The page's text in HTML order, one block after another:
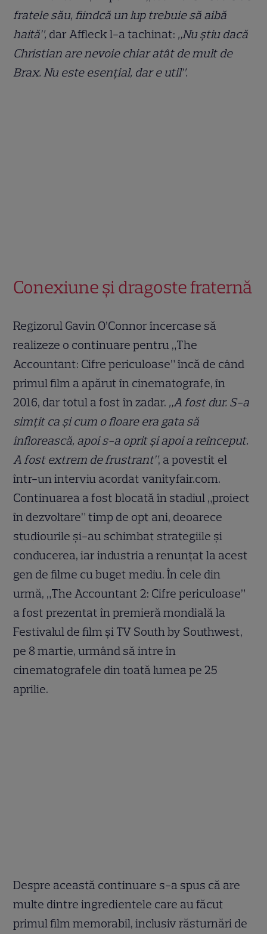
fratele său, fiindcă un lup trebuie să aibă
haită”, dar Affleck l-a tachinat: „Nu știu dacă
Christian are nevoie chiar atât de mult de
Brax. Nu este esențial, dar e util”.
Conexiune și dragoste fraternă
Regizorul Gavin O’Connor încercase să
realizeze o continuare pentru „The
Accountant: Cifre periculoase” încă de când
primul film a apărut în cinematografe, în
2016, dar totul a fost în zadar. „A fost dur. S-a
simțit ca și cum o floare era gata să
înflorească, apoi s-a oprit și apoi a reînceput.
A fost extrem de frustrant”, a povestit el
într-un interviu acordat vanityfair.com.
Continuarea a fost blocată în stadiul „proiect
în dezvoltare” timp de opt ani, deoarece
studiourile și-au schimbat strategiile și
conducerea, iar industria a renunțat la acest
gen de filme cu buget mediu. În cele din
urmă, „The Accountant 2: Cifre periculoase”
a fost prezentat în premieră mondială la
Festivalul de film și TV South by Southwest,
pe 8 martie, urmând să intre în
cinematografele din toată lumea pe 25
aprilie.
Despre această continuare s-a spus că are
multe dintre ingredientele care au făcut
primul film memorabil, inclusiv răsturnări de